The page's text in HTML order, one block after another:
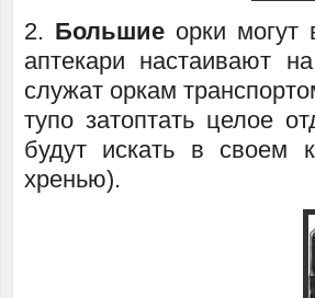
2. Большие орки
аптекари настаивают
служат оркам
тупо затоптать целое
будут искать в своем
хренью).